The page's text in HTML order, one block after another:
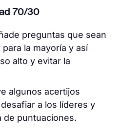
70/30
preguntas que sean
la mayoría y así
alto y evitar la
algunos acertijos
a los líderes y
de puntuaciones.